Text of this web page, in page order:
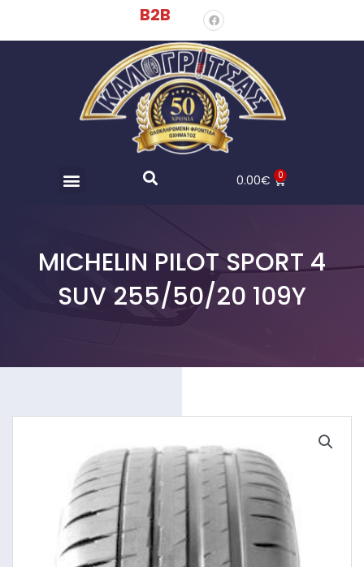
B2B
0.00€ 0
MICHELIN PILOT SPORT 4
SUV 255/50/20 109Y